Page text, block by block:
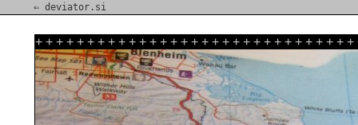
⇐ deviator.si
+ + + + + + + + + + + + + + + + + + + + + + + + + + + + + + +